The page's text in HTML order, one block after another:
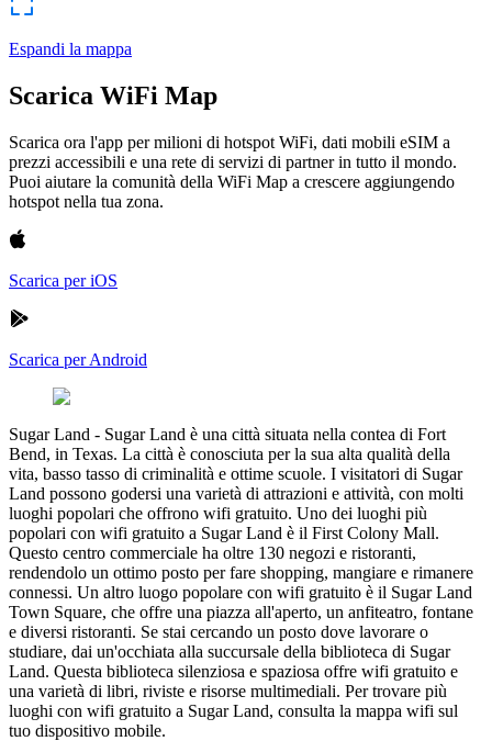
Espandi la mappa
Scarica WiFi Map
Scarica ora l'app per milioni di hotspot WiFi, dati mobili eSIM a
prezzi accessibili e una rete di servizi di partner in tutto il mondo.
Puoi aiutare la comunità della WiFi Map a crescere aggiungendo
hotspot nella tua zona.
Scarica per iOS
Scarica per Android
Sugar Land - Sugar Land è una città situata nella contea di Fort
Bend, in Texas. La città è conosciuta per la sua alta qualità della
vita, basso tasso di criminalità e ottime scuole. I visitatori di Sugar
Land possono godersi una varietà di attrazioni e attività, con molti
luoghi popolari che offrono wifi gratuito. Uno dei luoghi più
popolari con wifi gratuito a Sugar Land è il First Colony Mall.
Questo centro commerciale ha oltre 130 negozi e ristoranti,
rendendolo un ottimo posto per fare shopping, mangiare e rimanere
connessi. Un altro luogo popolare con wifi gratuito è il Sugar Land
Town Square, che offre una piazza all'aperto, un anfiteatro, fontane
e diversi ristoranti. Se stai cercando un posto dove lavorare o
studiare, dai un'occhiata alla succursale della biblioteca di Sugar
Land. Questa biblioteca silenziosa e spaziosa offre wifi gratuito e
una varietà di libri, riviste e risorse multimediali. Per trovare più
luoghi con wifi gratuito a Sugar Land, consulta la mappa wifi sul
tuo dispositivo mobile.